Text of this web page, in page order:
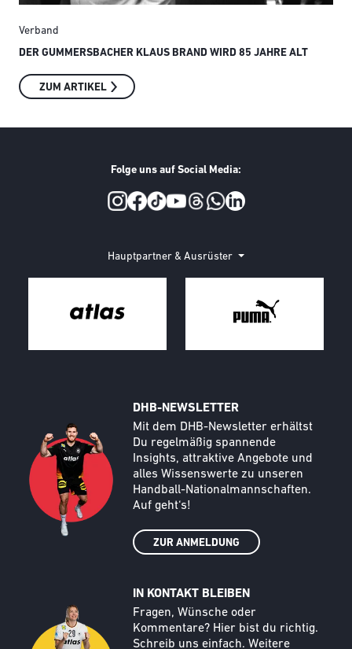
Verband
DER GUMMERSBACHER KLAUS BRAND WIRD 85 JAHRE ALT
ZUM ARTIKEL
Folge uns auf Social Media:
Hauptpartner & Ausrüster
DHB-NEWSLETTER
Text
Mit dem DHB-Newsletter erhältst
Du regelmäßig spannende
Insights, attraktive Angebote und
alles Wissenswerte zu unseren
Handball-Nationalmannschaften.
Auf geht‘s!
ZUR ANMELDUNG
Call to action image
IN KONTAKT BLEIBEN
Text
Fragen, Wünsche oder
Kommentare? Hier bist du richtig.
Schreib uns einfach. Weitere